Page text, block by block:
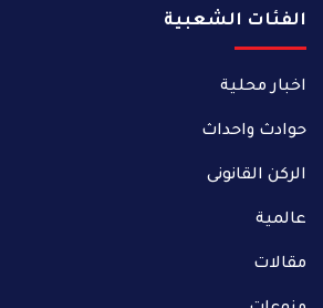
الفئات الشعبية
اخبار محلية
حوادث واحداث
الركن القانونى
عالمية
مقالات